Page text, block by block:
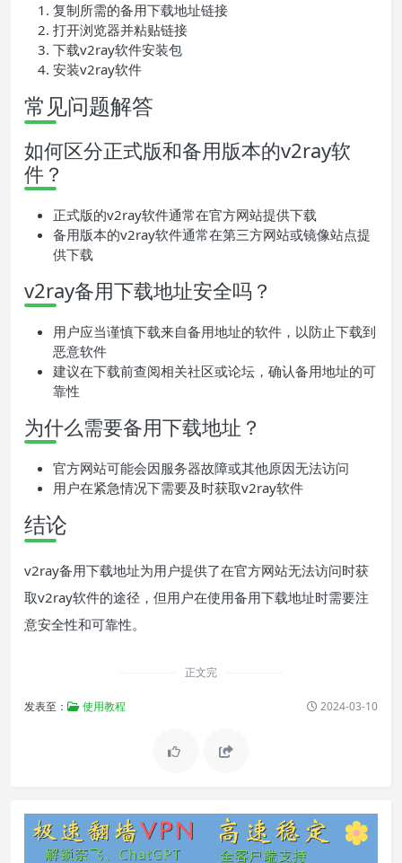
复制所需的备用下载地址链接
打开浏览器并粘贴链接
下载v2ray软件安装包
安装v2ray软件
常见问题解答
如何区分正式版和备用版本的v2ray软
件？
正式版的v2ray软件通常在官方网站提供下载
备用版本的v2ray软件通常在第三方网站或镜像站点提
供下载
v2ray备用下载地址安全吗？
用户应当谨慎下载来自备用地址的软件，以防止下载到
恶意软件
建议在下载前查阅相关社区或论坛，确认备用地址的可
靠性
为什么需要备用下载地址？
官方网站可能会因服务器故障或其他原因无法访问
用户在紧急情况下需要及时获取v2ray软件
结论
v2ray备用下载地址为用户提供了在官方网站无法访问时获
取v2ray软件的途径，但用户在使用备用下载地址时需要注
意安全性和可靠性。
正文完
发表至： 使用教程 2024-03-10